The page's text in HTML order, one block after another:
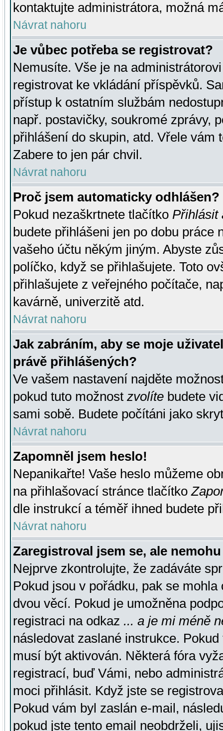
kontaktujte administrátora, možná
Návrat nahoru
Je vůbec potřeba se registrovat?
Nemusíte. Vše je na
registrovat ke vkládání příspěvků.
přístup k ostatním službám
např. postavičky, soukromé zprávy,
přihlášení do skupin, atd. Vřele vám
Zabere to jen pár chvil.
Návrat nahoru
Proč jsem automaticky odhlášen?
Pokud nezaškrtnete tlačítko Přihlásit
budete přihlášeni jen po dobu práce
vašeho účtu někým jiným. Abyste
políčko, když se přihlašujete. Toto
přihlašujete z veřejného počítače,
kavárně, univerzitě atd.
Návrat nahoru
Jak zabráním, aby se moje
právě přihlášených?
Ve vašem nastavení najděte
pokud tuto možnost zvolíte budete
sami sobě. Budete počítáni jako
Návrat nahoru
Zapomněl jsem heslo!
Nepanikařte! Vaše heslo můžeme
na přihlašovací stránce tlačítko
dle instrukcí a téměř ihned budete
Návrat nahoru
Zaregistroval jsem se, ale
Nejprve zkontrolujte, že zadáváte
Pokud jsou v pořádku, pak se
dvou věcí. Pokud je umožněna
registraci na odkaz ... a je mi méně
následovat zaslané instrukce.
musí být aktivován. Některá fóra
registrací, buď Vámi, nebo
moci přihlásit. Když jste se
Pokud vám byl zaslán e-mail,
pokud jste tento email neobdrželi,